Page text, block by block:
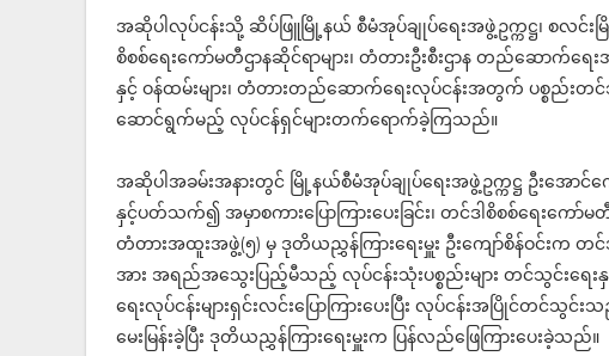
အဆိုပါလုပ်ငန်းသို့ ဆိပ်ဖြူမြို့နယ် စီမံအုပ်ချုပ်ရေးအဖွဲ့ဥက္ကဋ္ဌ၊ စလ
စိစစ်ရေးကော်မတီဌာနဆိုင်ရာများ၊ တံတားဦးစီးဌာန တည်ဆောက်
နှင့် ဝန်ထမ်းများ၊ တံတားတည်ဆောက်ရေးလုပ်ငန်းအတွက် ပစ္စည်းတ
ဆောင်ရွက်မည့် လုပ်ငန်ရှင်များတက်ရောက်ခဲ့ကြသည်။
အဆိုပါအခမ်းအနားတွင် မြို့နယ်စီမံအုပ်ချုပ်ရေးအဖွဲ့ဥက္ကဋ္ဌ ဦးအောင်
နှင့်ပတ်သက်၍ အမှာစကားပြောကြားပေးခြင်း၊ တင်ဒါစိစစ်ရေးကေ
တံတားအထူးအဖွဲ့(၅) မှ ဒုတိယညွှန်ကြားရေးမှူး ဦးကျော်စိန်ဝင်းက တင်ဒ
အား အရည်အသွေးပြည့်မီသည့် လုပ်ငန်းသုံးပစ္စည်းများ တင်သွင်းရေးနှ
ရေးလုပ်ငန်းများရှင်းလင်းပြောကြားပေးပြီး လုပ်ငန်းအပြိုင်တ
မေးမြန်းခဲ့ပြီး ဒုတိယညွှန်ကြားရေးမှူးက ပြန်လည်ဖြေကြားပေးခဲ့သည်။